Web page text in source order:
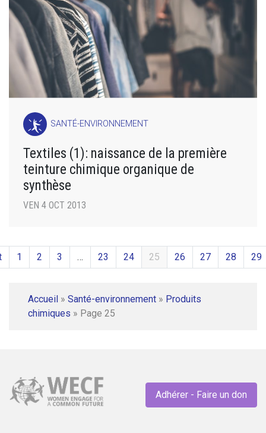
SANTÉ-ENVIRONNEMENT
Textiles (1): naissance de la première
teinture chimique organique de
synthèse
VEN 4 OCT 2013
1 2 3 … 23 24 25 26 27 28 29
Accueil » Santé-environnement » Produits
chimiques » Page 25
Adhérer - Faire un don